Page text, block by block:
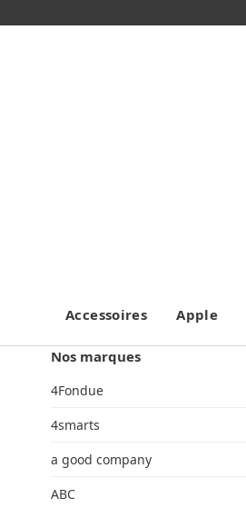
Accessoires Apple
Nos marques
4Fondue
4smarts
a good company
ABC